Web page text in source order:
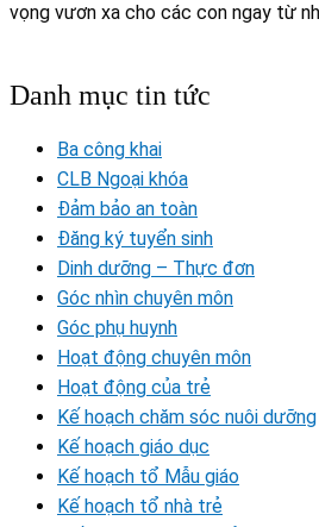
vọng vươn xa cho các con ngay từ
Danh mục tin tức
Ba công khai
CLB Ngoại khóa
Đảm bảo an toàn
Đăng ký tuyển sinh
Dinh dưỡng – Thực đơn
Góc nhìn chuyên môn
Góc phụ huynh
Hoạt động chuyên môn
Hoạt động của trẻ
Kế hoạch chăm sóc nuôi dưỡng
Kế hoạch giáo dục
Kế hoạch tổ Mẫu giáo
Kế hoạch tổ nhà trẻ